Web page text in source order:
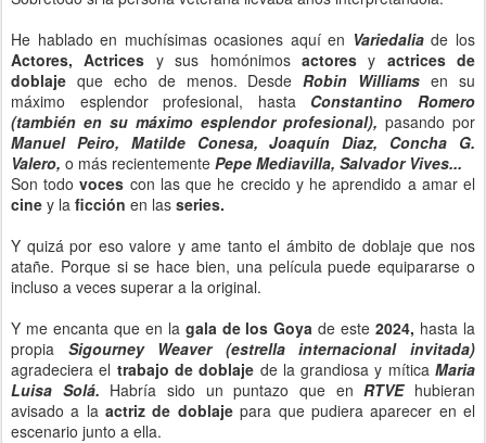
He hablado en muchísimas ocasiones aquí en Variedaliade los
Actores, Actrices y sus homónimos actoresy actrices de
doblaje que echo de menos. DesdeRobin Williamsen su
máximo esplendor profesional, hasta Constantino Romero
(también en su máximo esplendor profesional), pasando por
Manuel Peiro, Matilde Conesa, Joaquín Diaz, Concha G.
Valero, o más recientemente Pepe Mediavilla, Salvador Vives...
Son todovoces con las que he crecido y he aprendido a amar el
cine y la ficción en las series.
Y quizá por eso valore y ame tanto el ámbito de doblaje que nos
atañe. Porque si se hace bien, una película puede equipararse o
incluso a veces superar a la original.
Y me encanta que en la gala de los Goyade este2024, hasta la
propia Sigourney Weaver (estrella internacional invitada)
agradeciera el trabajo de doblaje de la grandiosa y míticaMaria
Luisa Solá. Habría sido un puntazo que enRTVE hubieran
avisado a laactriz de doblajepara que pudiera aparecer en el
escenario junto a ella.